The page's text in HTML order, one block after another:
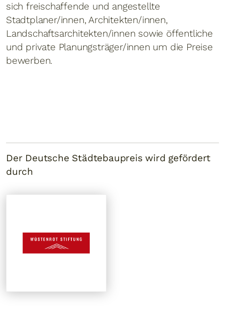
sich freischaffende und angestellte
Stadtplaner/innen, Architekten/innen,
Landschaftsarchitekten/innen sowie öffentliche
und private Planungsträger/innen um die Preise
bewerben.
Der Deutsche Städtebaupreis wird gefördert
durch